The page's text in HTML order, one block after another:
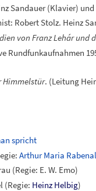
Sandauer (Klavier)
Robert Stolz. Heinz
von Franz Lehár und
Rundfunkaufnahmen
Himmelstür. (Leitung
spricht
Arthur Maria
(Regie: E. W. Emo)
(Regie: Heinz Helbig)